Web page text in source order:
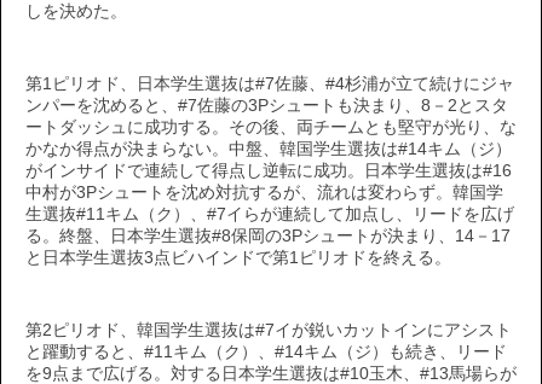
しを決めた。
第1ピリオド、日本学生選抜は#7佐藤、#4杉浦が立て続けにジャ
ンパーを沈めると、#7佐藤の3Pシュートも決まり、8－2とスタ
ートダッシュに成功する。その後、両チームとも堅守が光り、な
かなか得点が決まらない。中盤、韓国学生選抜は#14キム（ジ）
がインサイドで連続して得点し逆転に成功。日本学生選抜は#16
中村が3Pシュートを沈め対抗するが、流れは変わらず。韓国学
生選抜#11キム（ク）、#7イらが連続して加点し、リードを広げ
る。終盤、日本学生選抜#8保岡の3Pシュートが決まり、14－17
と日本学生選抜3点ビハインドで第1ピリオドを終える。
第2ピリオド、韓国学生選抜は#7イが鋭いカットインにアシスト
と躍動すると、#11キム（ク）、#14キム（ジ）も続き、リード
を9点まで広げる。対する日本学生選抜は#10玉木、#13馬場らが